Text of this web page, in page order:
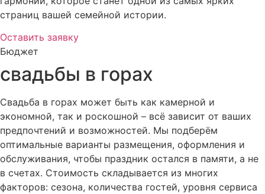
страниц вашей семейной истории.
Оставить заявку
Бюджет
свадьбы в горах
Свадьба в горах может быть как камерной и
экономной, так и роскошной – всё зависит от ваших
предпочтений и возможностей. Мы подберём
оптимальные варианты размещения, оформления и
обслуживания, чтобы праздник остался в памяти, а не
в счетах. Стоимость складывается из многих
факторов: сезона, количества гостей, уровня сервиса